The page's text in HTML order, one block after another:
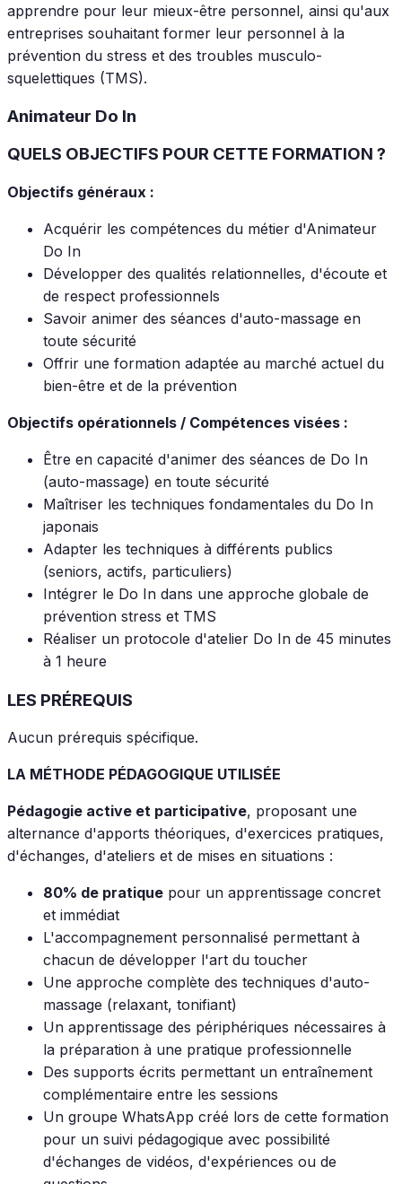
apprendre pour leur mieux-être personnel, ainsi qu'aux
entreprises souhaitant former leur personnel à la
prévention du stress et des troubles musculo-
squelettiques (TMS).
Animateur Do In
QUELS OBJECTIFS POUR CETTE FORMATION ?
Objectifs généraux :
Acquérir les compétences du métier d'Animateur
Do In
Développer des qualités relationnelles, d'écoute et
de respect professionnels
Savoir animer des séances d'auto-massage en
toute sécurité
Offrir une formation adaptée au marché actuel du
bien-être et de la prévention
Objectifs opérationnels / Compétences visées :
Être en capacité d'animer des séances de Do In
(auto-massage) en toute sécurité
Maîtriser les techniques fondamentales du Do In
japonais
Adapter les techniques à différents publics
(seniors, actifs, particuliers)
Intégrer le Do In dans une approche globale de
prévention stress et TMS
Réaliser un protocole d'atelier Do In de 45 minutes
à 1 heure
LES PRÉREQUIS
Aucun prérequis spécifique.
LA MÉTHODE PÉDAGOGIQUE UTILISÉE
Pédagogie active et participative, proposant une
alternance d'apports théoriques, d'exercices pratiques,
d'échanges, d'ateliers et de mises en situations :
80% de pratique pour un apprentissage concret
et immédiat
L'accompagnement personnalisé permettant à
chacun de développer l'art du toucher
Une approche complète des techniques d'auto-
massage (relaxant, tonifiant)
Un apprentissage des périphériques nécessaires à
la préparation à une pratique professionnelle
Des supports écrits permettant un entraînement
complémentaire entre les sessions
Un groupe WhatsApp créé lors de cette formation
pour un suivi pédagogique avec possibilité
d'échanges de vidéos, d'expériences ou de